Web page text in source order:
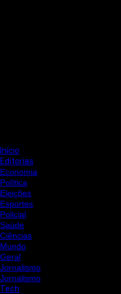
Início
Editorias
Economia
Política
Eleições
Esportes
Policial
Saúde
Ciências
Mundo
Geral
Jornalismo
Jornalismo
Tech